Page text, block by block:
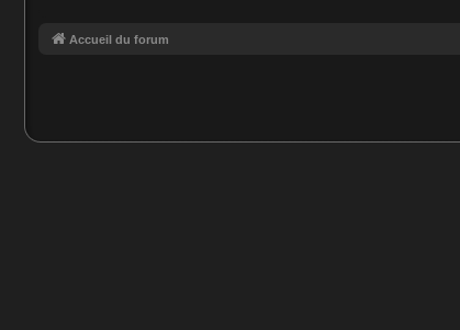
Accueil du forum